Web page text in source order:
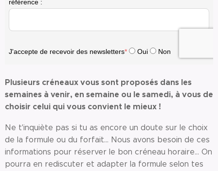
Plusieurs créneaux vous sont proposés dans les
semaines à venir, en semaine ou le samedi, à vous de
choisir celui qui vous convient le mieux !
Ne t'inquiète pas si tu as encore un doute sur le choix
de la formule ou du forfait... Nous avons besoin de ces
informations pour réserver le bon créneau horaire... On
pourra en rediscuter et adapter la formule selon tes